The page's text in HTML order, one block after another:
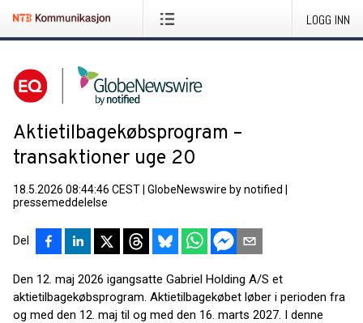
LOGG INN
Aktietilbagekøbsprogram –
transaktioner uge 20
18.5.2026 08:44:46 CEST GlobeNewswire by notified
pressemeddelelse
Del
Den 12. maj 2026 igangsatte Gabriel Holding A/S et
aktietilbagekøbsprogram. Aktietilbagekøbet løber i perioden fra
og med den 12. maj til og med den 16. marts 2027. I denne